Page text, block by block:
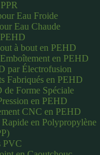
Eau Froide
Eau Chaude
à bout en PEHD
en PEHD
par Électrofusion
Fabriqués en PEHD
de Forme Spéciale
en PEHD
CNC en PEHD
en Polypropylène
PVC